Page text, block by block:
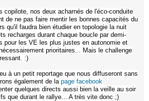
copilote, nos deux acharnés de l'éco-conduite
de ne pas faire mentir les bonnes capacités du
qu'il faudra bien étudier en topologie la nuit
recharges durant chaque boucle par demi-
pour les VE les plus justes en autonomie et
prioritaires... Mais le challenge
:)
à un petit reportage que nous diffuseront sans
également de la page facebook
quelques directs aussi bien la veille au soir
que durant le rallye... A très vite donc ;)